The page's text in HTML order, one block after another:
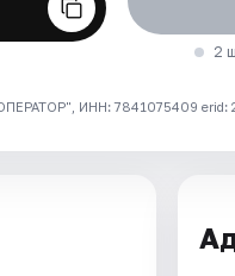
2
ИНН: 7841075409 erid: